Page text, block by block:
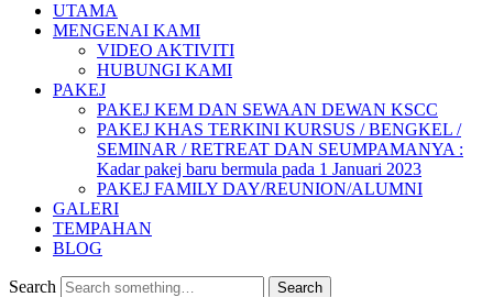
UTAMA
MENGENAI KAMI
VIDEO AKTIVITI
HUBUNGI KAMI
PAKEJ
PAKEJ KEM DAN SEWAAN DEWAN KSCC
PAKEJ KHAS TERKINI KURSUS / BENGKEL /
SEMINAR / RETREAT DAN SEUMPAMANYA :
Kadar pakej baru bermula pada 1 Januari 2023
PAKEJ FAMILY DAY/REUNION/ALUMNI
GALERI
TEMPAHAN
BLOG
Search